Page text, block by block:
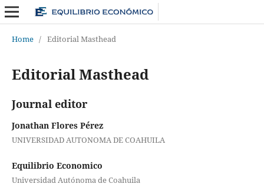
Home / Editorial Masthead
Editorial Masthead
Journal editor
Jonathan Flores Pérez
UNIVERSIDAD AUTONOMA DE COAHUILA
Equilibrio Economico
Universidad Autónoma de Coahuila